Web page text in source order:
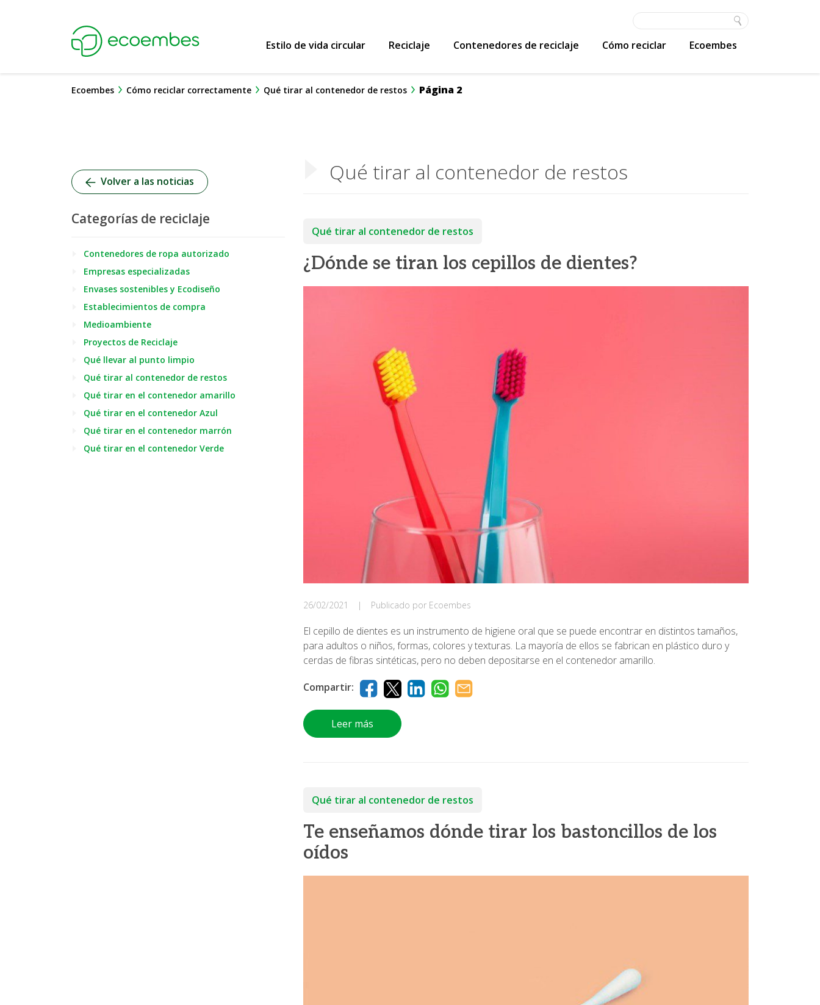
Estilo de vida circular
Reciclaje Contenedores de reciclaje Cómo reciclar Ecoembes
Ecoembes Cómo reciclar correctamente Qué tirar al contenedor de restos Página 2
Volver a las noticias
Categorías de reciclaje
Contenedores de ropa autorizado
Empresas especializadas
Envases sostenibles y Ecodiseño
Establecimientos de compra
Medioambiente
Proyectos de Reciclaje
Qué llevar al punto limpio
Qué tirar al contenedor de restos
Qué tirar en el contenedor amarillo
Qué tirar en el contenedor Azul
Qué tirar en el contenedor marrón
Qué tirar en el contenedor Verde
Qué tirar al contenedor de restos
Qué tirar al contenedor de restos
¿Dónde se tiran los cepillos de dientes?
26/02/2021 | Publicado por Ecoembes
El cepillo de dientes es un instrumento de higiene oral que se puede encontrar en distintos tamaños,
para adultos o niños, formas, colores y texturas. La mayoría de ellos se fabrican en plástico duro y
cerdas de fibras sintéticas, pero no deben depositarse en el contenedor amarillo.
Compartir:
Leer más
Qué tirar al contenedor de restos
Te enseñamos dónde tirar los bastoncillos de los
oídos